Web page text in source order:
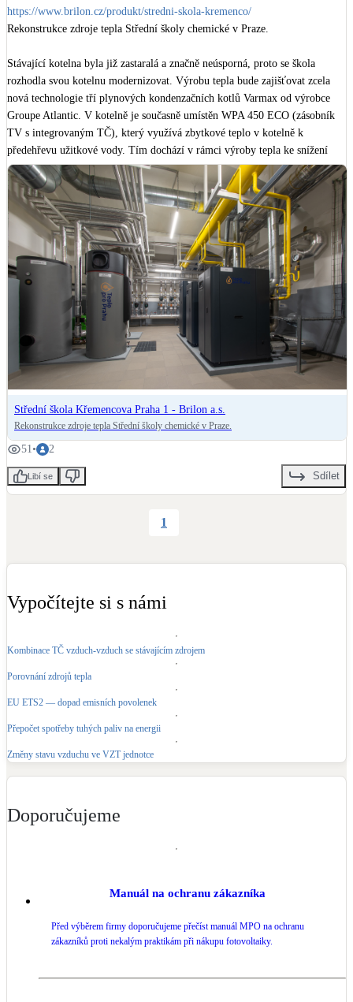
https://www.brilon.cz/produkt/stredni-skola-kremenco/
Rekonstrukce zdroje tepla Střední školy chemické v Praze.
Stávající kotelna byla již zastaralá a značně neúsporná, proto se škola
rozhodla svou kotelnu modernizovat. Výrobu tepla bude zajišťovat zcela
nová technologie tří plynových kondenzačních kotlů Varmax od výrobce
Groupe Atlantic. V kotelně je současně umístěn WPA 450 ECO (zásobník
TV s integrovaným TČ), který využívá zbytkové teplo v kotelně k
předehřevu užitkové vody. Tím dochází v rámci výroby tepla ke snížení
potřeby na ohřev vody a rovněž ke snížení spotřeby zemního plynu. Výroba
tepla bude řízena dálkovým procesem v režimu 24/7. Ohřev vody je
zajištěn pomocí ohřívače Austria email HRS 500 o objemu 500 l. Pro
odvod kondenzátu slouží neutralizační box NEUTRAKON.
Díky nové technologii určené pro vytápění a ohřev vody v kombinaci s
dvouzpátečkovým zapojením a využití zbytkového tepla kotelny lze
přepokládat zmenšení spotřeby energií minimálně o 20 %.
Střední škola Křemencova Praha 1 - Brilon a.s.
Rekonstrukce zdroje tepla Střední školy chemické v Praze.
51 • 2
Libí se Sdílet
1
Vypočítejte si s námi
Kombinace TČ vzduch-vzduch se stávajícím zdrojem
Porovnání zdrojů tepla
EU ETS2 — dopad emisních povolenek
Přepočet spotřeby tuhých paliv na energii
Změny stavu vzduchu ve VZT jednotce
Doporučujeme
Manuál na ochranu zákazníka
Před výběrem firmy doporučujeme přečíst manuál MPO na ochranu
zákazníků proti nekalým praktikám při nákupu fotovoltaiky.